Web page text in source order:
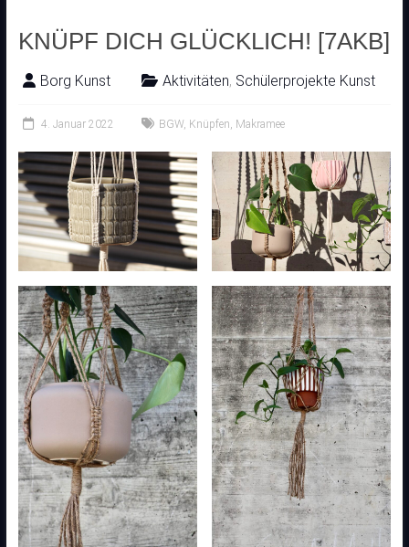
KNÜPF DICH GLÜCKLICH! [7AKB]
Borg Kunst Aktivitäten, Schülerprojekte Kunst
4. Januar 2022 BGW, Knüpfen Makramee